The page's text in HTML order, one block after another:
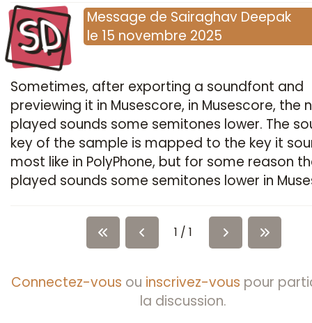
SD Message de Sairaghav Deepak
le 15 novembre 2025
Sometimes, after exporting a soundfont and
previewing it in Musescore, in Musescore, the
played sounds some semitones lower. The
key of the sample is mapped to the key it
most like in PolyPhone, but for some reason
played sounds some semitones lower in
1 / 1
Connectez-vous ou inscrivez-vous pour
la discussion.